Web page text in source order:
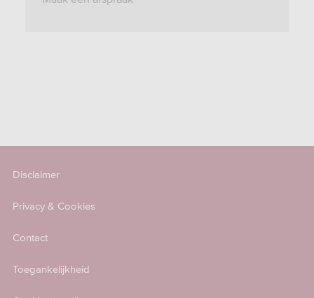
Disclaimer
Privacy & Cookies
Contact
Toegankelijkheid